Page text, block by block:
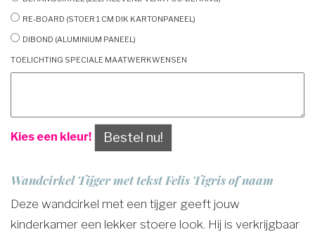
Re-board (stoer 1 cm dik kartonpaneel)
Dibond (aluminium paneel)
Toelichting speciale maatwerkwensen
Kies een kleur! Bestel nu!
Wandcirkel Tijger met tekst Felis Tigris of naam
Deze wandcirkel met een tijger geeft jouw
kinderkamer een lekker stoere look. Hij is verkrijgbaar